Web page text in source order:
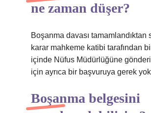
ne zaman düşer?
Boşanma davası tamamlandıktan
karar mahkeme katibi tarafından
içinde Nüfus Müdürlüğüne
için ayrıca bir başvuruya gerek
Boşanma belgesini